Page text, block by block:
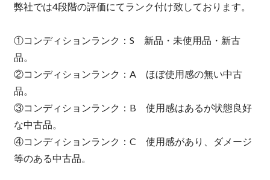
弊社では4段階の評価にてランク付け致しております。
①コンディションランク：S 新品・未使用品・新古
品。
②コンディションランク：A ほぼ使用感の無い中古
品。
③コンディションランク：B 使用感はあるが状態良好
な中古品。
④コンディションランク：C 使用感があり、ダメージ
等のある中古品。